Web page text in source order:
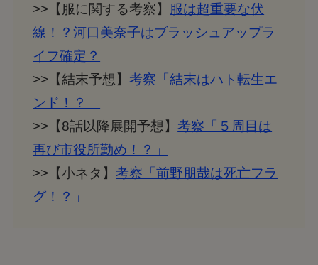
>>【服に関する考察】 服は超重要な伏
線！？河口美奈子はブラッシュアップラ
イフ確定？
>>【結末予想】考察「結末はハト転生エ
ンド！？」
>>【8話以降展開予想】考察「５周目は
再び市役所勤め！？」
>>【小ネタ】考察「前野朋哉は死亡フラ
グ！？」